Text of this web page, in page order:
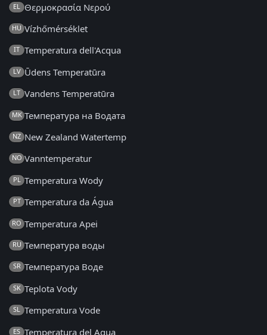
EL Θερμοκρασία Νερού
HU Vízhőmérséklet
IT Temperatura dell'Acqua
LV Ūdens Temperatūra
LT Vandens Temperatūra
MK Температура на Водата
NZ New Zealand Watertemp
NO Vanntemperatur
PL Temperatura Wody
PT Temperatura da Água
RO Temperatura Apei
RU Температура воды
SR Температура Воде
SK Teplota Vody
SL Temperatura Vode
ES Temperatura del Agua